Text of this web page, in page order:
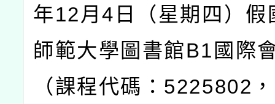
年12月4 日（星期四）
師範大學圖書館B1 國際
（課程代碼： 5225802